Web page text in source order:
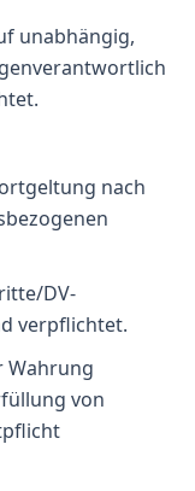
unabhängig,
nach
DV-
verpflichtet.
Wahrung
von